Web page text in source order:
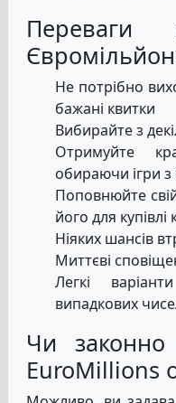
Переваги
Не потрібно
бажані квитки
Вибирайте з
Отримуйте
обираючи ігри
Поповнюйте
його для купівлі
Ніяких шансів
Миттєві
Легкі
випадкових
Чи законно
EuroMillions